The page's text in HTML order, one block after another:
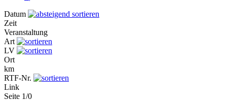
Datum
Zeit
Veranstaltung
Art
LV
Ort
km
RTF-Nr.
Link
Seite 1/0